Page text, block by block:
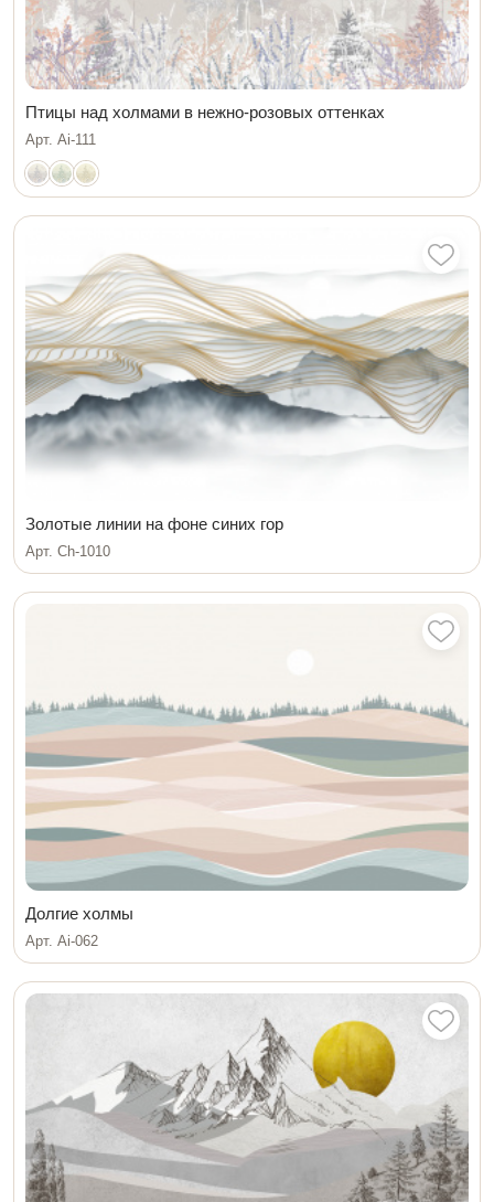
Птицы над холмами в нежно-розовых оттенках
Арт. Ai-111
Золотые линии на фоне синих гор
Арт. Ch-1010
Долгие холмы
Арт. Ai-062